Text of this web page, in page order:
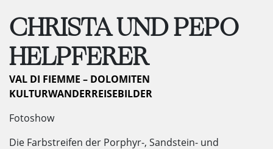
CHRISTA UND PEPO
HELPFERER
VAL DI FIEMME – DOLOMITEN
KULTURWANDERREISEBILDER
Fotoshow
Die Farbstreifen der Porphyr-, Sandstein- und